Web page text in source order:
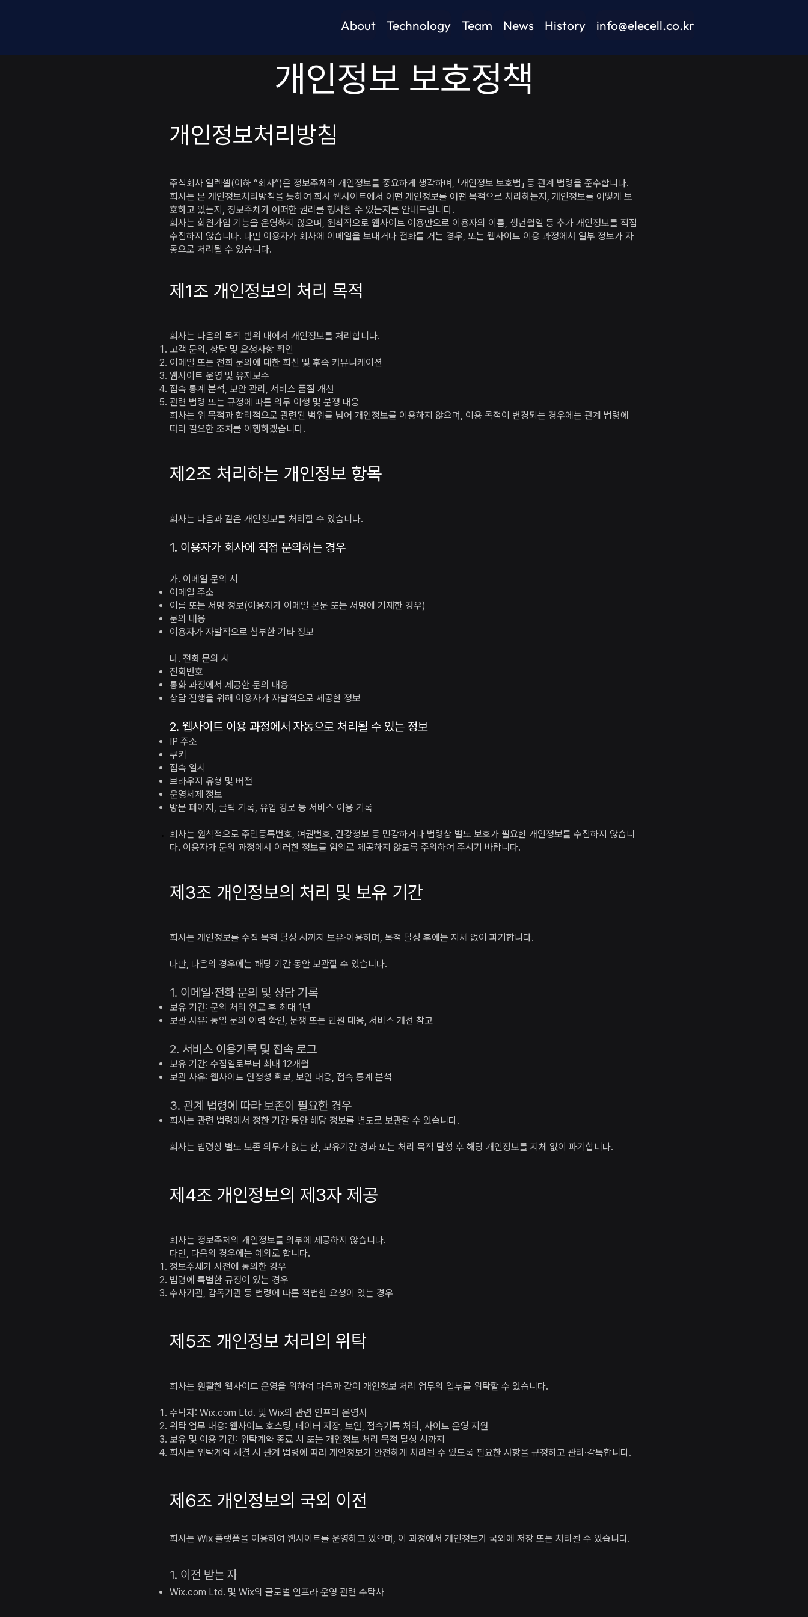
About Technology Team News History info@elecell.co.kr
개인정보 보호정책
개인정보처리방침
주식회사 일렉셀(이하 “회사”)은 정보주체의 개인정보를 중요하게 생각하며, 「개인정보 보호법」 등 관계 법령을 준수합니다.
회사는 본 개인정보처리방침을 통하여 회사 웹사이트에서 어떤 개인정보를 어떤 목적으로 처리하는지, 개인정보를 어떻게 보
호하고 있는지, 정보주체가 어떠한 권리를 행사할 수 있는지를 안내드립니다.
회사는 회원가입 기능을 운영하지 않으며, 원칙적으로 웹사이트 이용만으로 이용자의 이름, 생년월일 등 추가 개인정보를 직접
수집하지 않습니다. 다만 이용자가 회사에 이메일을 보내거나 전화를 거는 경우, 또는 웹사이트 이용 과정에서 일부 정보가 자
동으로 처리될 수 있습니다.
제1조 개인정보의 처리 목적
회사는 다음의 목적 범위 내에서 개인정보를 처리합니다.
고객 문의, 상담 및 요청사항 확인
이메일 또는 전화 문의에 대한 회신 및 후속 커뮤니케이션
웹사이트 운영 및 유지보수
접속 통계 분석, 보안 관리, 서비스 품질 개선
관련 법령 또는 규정에 따른 의무 이행 및 분쟁 대응
회사는 위 목적과 합리적으로 관련된 범위를 넘어 개인정보를 이용하지 않으며, 이용 목적이 변경되는 경우에는 관계 법령에
따라 필요한 조치를 이행하겠습니다.
제2조 처리하는 개인정보 항목
회사는 다음과 같은 개인정보를 처리할 수 있습니다.
1. 이용자가 회사에 직접 문의하는 경우
가. 이메일 문의 시
이메일 주소
이름 또는 서명 정보(이용자가 이메일 본문 또는 서명에 기재한 경우)
문의 내용
이용자가 자발적으로 첨부한 기타 정보
나. 전화 문의 시
전화번호
통화 과정에서 제공한 문의 내용
상담 진행을 위해 이용자가 자발적으로 제공한 정보
2. 웹사이트 이용 과정에서 자동으로 처리될 수 있는 정보
IP 주소
쿠키
접속 일시
브라우저 유형 및 버전
운영체제 정보
방문 페이지, 클릭 기록, 유입 경로 등 서비스 이용 기록
회사는 원칙적으로 주민등록번호, 여권번호, 건강정보 등 민감하거나 법령상 별도 보호가 필요한 개인정보를 수집하지 않습니
다. 이용자가 문의 과정에서 이러한 정보를 임의로 제공하지 않도록 주의하여 주시기 바랍니다.
제3조 개인정보의 처리 및 보유 기간
회사는 개인정보를 수집 목적 달성 시까지 보유·이용하며, 목적 달성 후에는 지체 없이 파기합니다.
다만, 다음의 경우에는 해당 기간 동안 보관할 수 있습니다.
1. 이메일·전화 문의 및 상담 기록
보유 기간: 문의 처리 완료 후 최대 1년
보관 사유: 동일 문의 이력 확인, 분쟁 또는 민원 대응, 서비스 개선 참고
2. 서비스 이용기록 및 접속 로그
보유 기간: 수집일로부터 최대 12개월
보관 사유: 웹사이트 안정성 확보, 보안 대응, 접속 통계 분석
3. 관계 법령에 따라 보존이 필요한 경우
회사는 관련 법령에서 정한 기간 동안 해당 정보를 별도로 보관할 수 있습니다.
회사는 법령상 별도 보존 의무가 없는 한, 보유기간 경과 또는 처리 목적 달성 후 해당 개인정보를 지체 없이 파기합니다.
제4조 개인정보의 제3자 제공
회사는 정보주체의 개인정보를 외부에 제공하지 않습니다.
다만, 다음의 경우에는 예외로 합니다.
정보주체가 사전에 동의한 경우
법령에 특별한 규정이 있는 경우
수사기관, 감독기관 등 법령에 따른 적법한 요청이 있는 경우
제5조 개인정보 처리의 위탁
회사는 원활한 웹사이트 운영을 위하여 다음과 같이 개인정보 처리 업무의 일부를 위탁할 수 있습니다.
수탁자: Wix.com Ltd. 및 Wix의 관련 인프라 운영사
위탁 업무 내용: 웹사이트 호스팅, 데이터 저장, 보안, 접속기록 처리, 사이트 운영 지원
보유 및 이용 기간: 위탁계약 종료 시 또는 개인정보 처리 목적 달성 시까지
회사는 위탁계약 체결 시 관계 법령에 따라 개인정보가 안전하게 처리될 수 있도록 필요한 사항을 규정하고 관리·감독합니다.
제6조 개인정보의 국외 이전​
회사는 Wix 플랫폼을 이용하여 웹사이트를 운영하고 있으며, 이 과정에서 개인정보가 국외에 저장 또는 처리될 수 있습니다.​
1. 이전 받는 자
Wix.com Ltd. 및 Wix의 글로벌 인프라 운영 관련 수탁사